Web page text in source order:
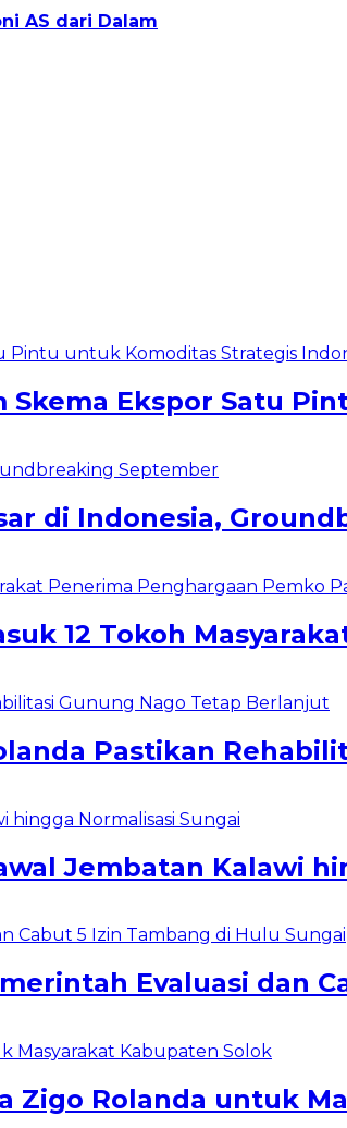
AS dari Dalam
Ekspor Satu
di Indonesia,
12 Tokoh
Pastikan
Jembatan Kalawi
Evaluasi dan
Zigo Rolanda untuk